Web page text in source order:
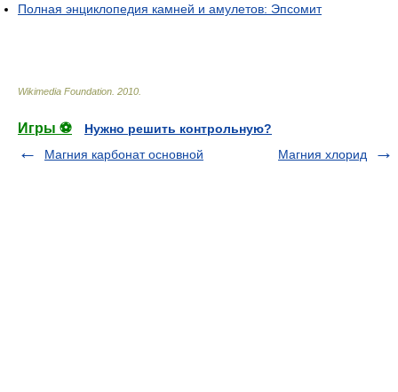
Полная энциклопедия камней и амулетов: Эпсомит
Wikimedia Foundation 2010
Игры ⚽
Нужно решить контрольную?
Магния карбонат основной
Магния хлорид